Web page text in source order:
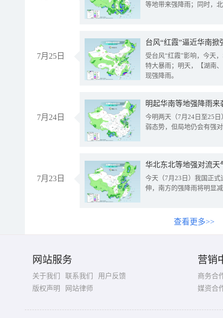
等地带来强降雨；同时，
7月25日
台风“红霞”逼近华南
受台风“红霞”影响，今天
特大暴雨；明天，【湖南
现强降雨。
7月24日
明起华南等地强降雨
今明两天（7月24日至25
弱态势，但局地仍会有强
7月23日
华北东北等地强对流天
今天（7月23日）我国正
伸，南方的强降雨将明显
查看更多>>
网站服务
关于我们 联系我们
用户反馈
版权声明
网站律师
营销
商务合
媒资合